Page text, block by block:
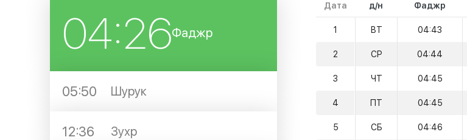
04:26Фаджр
05:50 Шурук
12:36 Зухр
Дата д/н Фаджр
1 ВТ 04:43
2 СР 04:44
3 ЧТ 04:45
4 ПТ 04:45
5 СБ 04:46